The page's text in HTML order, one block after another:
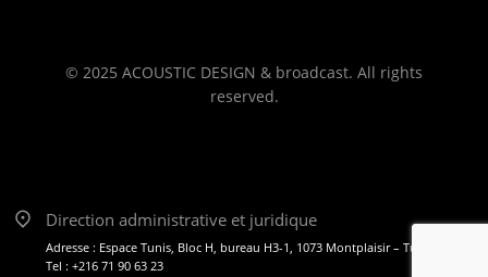
© 2025 ACOUSTIC DESIGN & broadcast. All rights
reserved.
Direction administrative et juridique
Adresse : Espace Tunis, Bloc H, bureau H3-1, 1073 Montplaisir – Tunis
Tel : +216 71 90 63 23